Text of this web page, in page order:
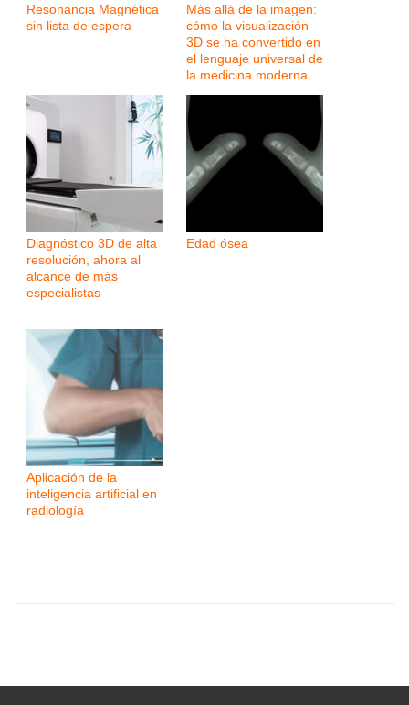
Resonancia Magnética
sin lista de espera
Más allá de la imagen:
cómo la visualización
3D se ha convertido en
el lenguaje universal de
la medicina moderna
Diagnóstico 3D de alta
resolución, ahora al
alcance de más
especialistas
Edad ósea
Aplicación de la
inteligencia artificial en
radiología